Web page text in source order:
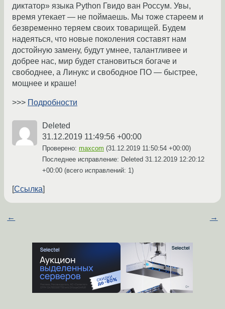
диктатор» языка Python Гвидо ван Россум. Увы,
время утекает — не поймаешь. Мы тоже стареем и
безвременно теряем своих товарищей. Будем
надеяться, что новые поколения составят нам
достойную замену, будут умнее, талантливее и
добрее нас, мир будет становиться богаче и
свободнее, а Линукс и свободное ПО — быстрее,
мощнее и краше!
>>> Подробности
Deleted
31.12.2019 11:49:56 +00:00
Проверено: maxcom (31.12.2019 11:50:54 +00:00)
Последнее исправление: Deleted 31.12.2019 12:20:12
+00:00 (всего исправлений: 1)
Ссылка
← →